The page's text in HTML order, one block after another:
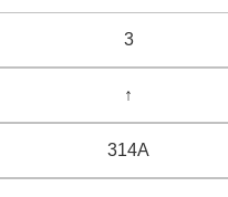
3
↑
314A